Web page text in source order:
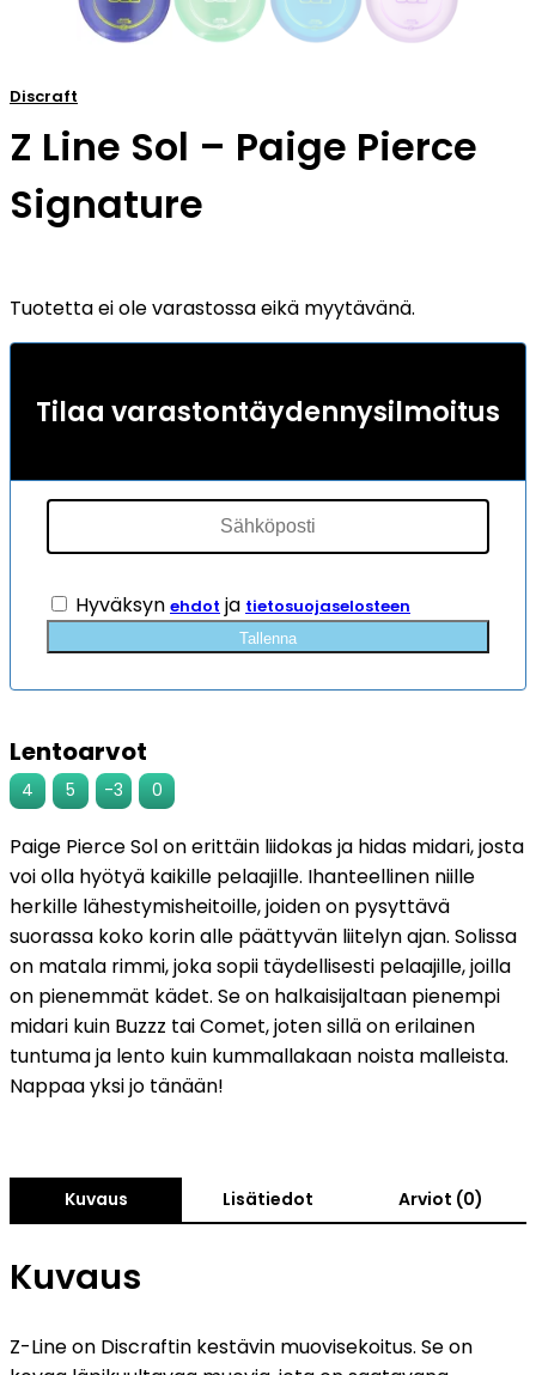
Discraft
Z Line Sol – Paige Pierce
Signature
Tuotetta ei ole varastossa eikä myytävänä.
Tilaa varastontäydennysilmoitus
Hyväksyn ehdot ja tietosuojaselosteen
Tallenna
Lentoarvot
4 5 -3 0
Paige Pierce Sol on erittäin liidokas ja hidas midari, josta
voi olla hyötyä kaikille pelaajille. Ihanteellinen niille
herkille lähestymisheitoille, joiden on pysyttävä
suorassa koko korin alle päättyvän liitelyn ajan. Solissa
on matala rimmi, joka sopii täydellisesti pelaajille, joilla
on pienemmät kädet. Se on halkaisijaltaan pienempi
midari kuin Buzzz tai Comet, joten sillä on erilainen
tuntuma ja lento kuin kummallakaan noista malleista.
Nappaa yksi jo tänään!
Kuvaus Lisätiedot Arviot (0)
Kuvaus
Z-Line on Discraftin kestävin muovisekoitus. Se on